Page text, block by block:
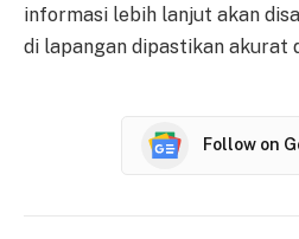
informasi lebih lanjut akan
di lapangan dipastikan akurat
Follow on